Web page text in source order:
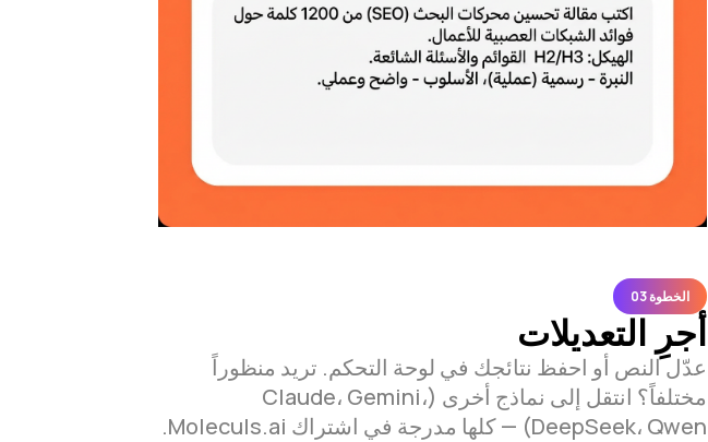
الخطوة 03
أجرِ التعديلات
عدّل النص أو احفظ نتائجك في لوحة التحكم. تريد منظوراً
مختلفاً؟ انتقل إلى نماذج أخرى (Claude، Gemini،
DeepSeek، Qwen) — كلها مدرجة في اشتراك Moleculs.ai.